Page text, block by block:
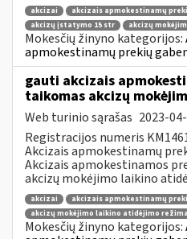
akcizai
akcizais apmokestinamų
akcizų įstatymo 15 str
akcizų
Mokesčių žinyno kategorijos:
apmokestinamų prekių
gauti akcizais
taikomas akcizų
Web turinio sąrašas 2023-
Registracijos numeris
Akcizais apmokestinamų
Akcizais apmokestinamos
akcizų mokėjimo laikino
akcizai
akcizais apmokestinamų
akcizų mokėjimo laikino atidėjimo
Mokesčių žinyno kategorijos: